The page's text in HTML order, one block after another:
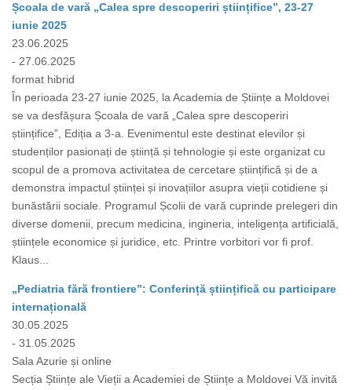
Școala de vară „Calea spre descoperiri științifice”, 23-27
iunie 2025
23.06.2025
- 27.06.2025
format hibrid
În perioada 23-27 iunie 2025, la Academia de Științe a Moldovei
se va desfășura Școala de vară „Calea spre descoperiri
științifice”, Ediția a 3-a. Evenimentul este destinat elevilor și
studenților pasionați de știință și tehnologie și este organizat cu
scopul de a promova activitatea de cercetare științifică și de a
demonstra impactul științei și inovațiilor asupra vieții cotidiene și
bunăstării sociale. Programul Școlii de vară cuprinde prelegeri din
diverse domenii, precum medicina, ingineria, inteligența artificială,
științele economice și juridice, etc. Printre vorbitori vor fi prof.
Klaus...
„Pediatria fără frontiere”: Conferință științifică cu participare
internațională
30.05.2025
- 31.05.2025
Sala Azurie și online
Secția Științe ale Vieții a Academiei de Științe a Moldovei Vă invită